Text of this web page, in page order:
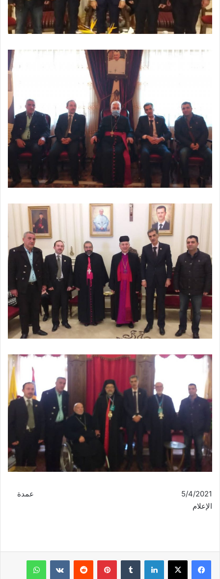
5/4/2021 عمدة
الإعلام
فيسبوك لينكدإن بينتيريست